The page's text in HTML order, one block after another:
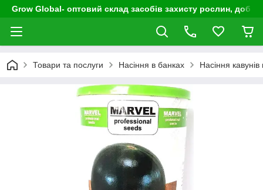
Grow Global- оптовий склад засобів захисту рослин,
Товари та послуги Насіння в банках Насіння кавунів